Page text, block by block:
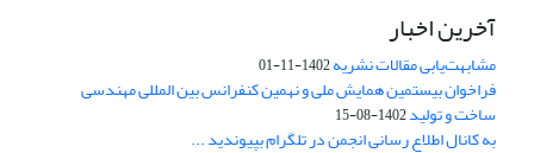
آخرین اخبار
مشابهت‌یابی مقالات نشریه1402-11-01
فراخوان بیستمین همایش ملی و نهمین کنفرانس بین المللی مهندسی
ساخت و تولید1402-08-15
به کانال اطلاع رسانی انجمن در تلگرام بپیوندید ...